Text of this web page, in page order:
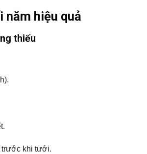
năm hiệu quả
thiếu
trước khi tưới.